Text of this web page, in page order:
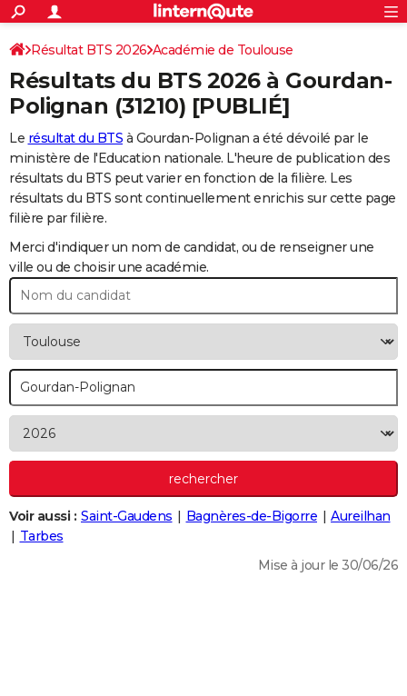
ACTUALITÉS
Politique
Société
Faits Divers
Education
Monde
Villes
+
SPORT
Coupe du monde 2026
Football
Tennis
Cyclisme
Rugby
Forum
CULTURE
FINANCE
Retraite
Impôts
Epargne
Immobilier
Risques naturels par ville
Banque
Assurance
Crédit
Essais
Réserver un essai
Citadines
Berlines
SUV
Forum auto
+HIGH-TECH
Mobiles
Meilleur smartphone
Internet
Ordinateurs
Jeux vidéo
Guide high-tech
+
BRICOLAGE
Forum
Aménagement intérieur
Extérieur
Cuisine
Salle de bains
Jardinage
Rangement
+WEEK-END
Guides de France
Escapades
Patrimoine
Expositions
Musées
Week-end nature
+
LIFESTYLE
Art de vivre
Bien-être
Loisirs
Mode
Modes de vie
Alimentation
Guide de la santé
Maladies
Médicaments
Sommeil
VOYAGE
Destinations
City break
Voyage nature
Voyage de noces
Forum
Climat
PHOTO
CARTE DE VOEUX
S'inscrire
Connexion
Résultat BTS 2026 Académie de Toulouse
Résultats du BTS 2026 à Gourdan-
Polignan (31210) [PUBLIÉ]
Le résultat du BTS à Gourdan-Polignan a été dévoilé par le
ministère de l'Education nationale. L'heure de publication des
résultats du BTS peut varier en fonction de la filière. Les
résultats du BTS sont continuellement enrichis sur cette page
filière par filière.
Merci d'indiquer un nom de candidat, ou de renseigner une
ville ou de choisir une académie.
Voir aussi : Saint-Gaudens Bagnères-de-Bigorre
Aureilhan
Tarbes
Mise à jour le 30/06/26